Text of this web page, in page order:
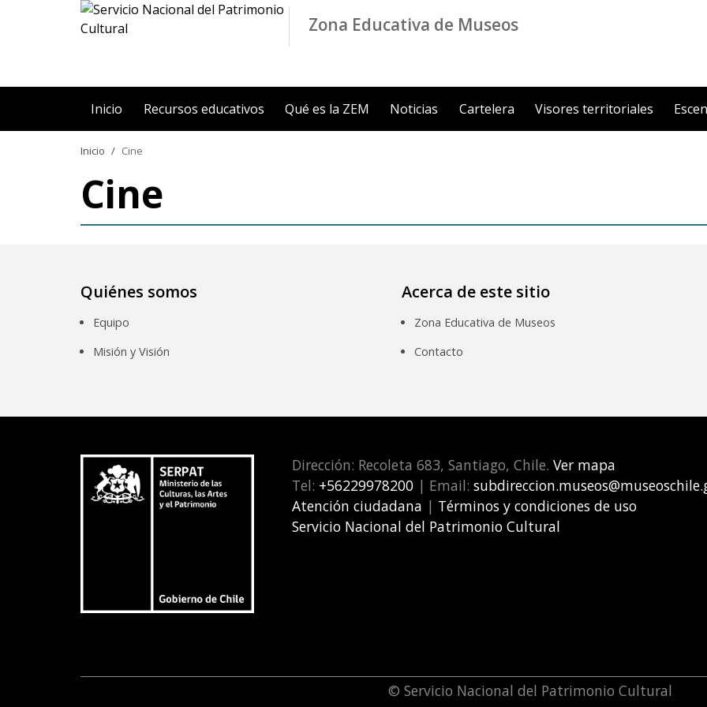
Contenido principal
Zona Educativa de Museos
Inicio Recursos educativos Qué es la ZEM Noticias Cartelera Visores territoriales
Inicio Cine
Cine
Quiénes somos
Equipo
Misión y Visión
Acerca de este sitio
Zona Educativa de Museos
Contacto
Dirección: Recoleta 683, Santiago, Chile. Ver mapa
Tel: +56229978200 | Email:
Atención ciudadana | Términos y condiciones de uso
Servicio Nacional del Patrimonio Cultural
© Servicio Nacional del Patrimonio Cultural